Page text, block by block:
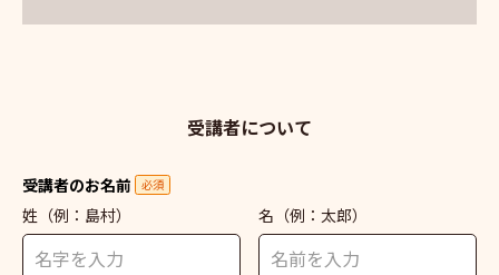
受講者について
受講者のお名前 必須
姓 （例：島村） 名 （例：太郎）